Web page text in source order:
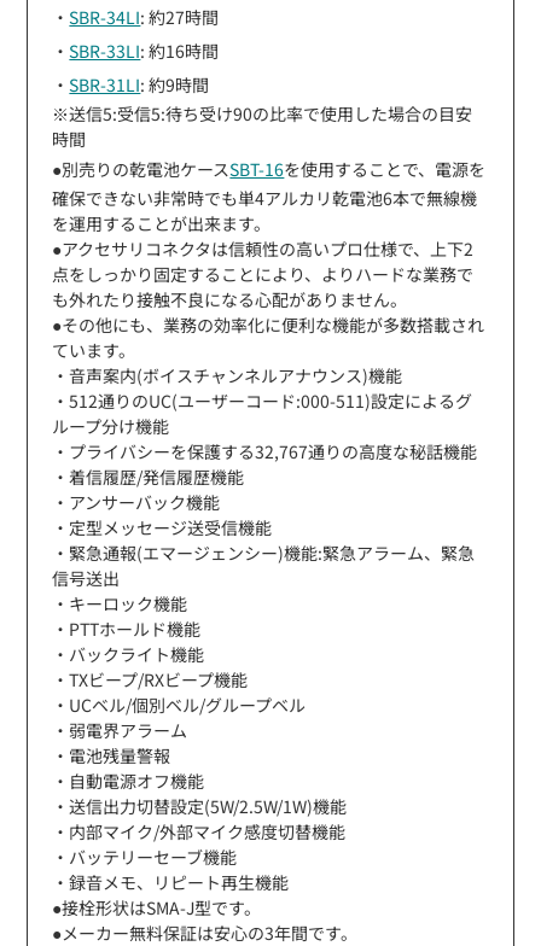
・SBR-34LI: 約27時間
・SBR-33LI: 約16時間
・SBR-31LI: 約9時間
※送信5:受信5:待ち受け90の比率で使用した場合の目安
時間
●別売りの乾電池ケースSBT-16を使用することで、電源を
確保できない非常時でも単4アルカリ乾電池6本で無線機
を運用することが出来ます。
●アクセサリコネクタは信頼性の高いプロ仕様で、上下2
点をしっかり固定することにより、よりハードな業務で
も外れたり接触不良になる心配がありません。
●その他にも、業務の効率化に便利な機能が多数搭載され
ています。
・音声案内(ボイスチャンネルアナウンス)機能
・512通りのUC(ユーザーコード:000-511)設定によるグ
ループ分け機能
・プライバシーを保護する32,767通りの高度な秘話機能
・着信履歴/発信履歴機能
・アンサーバック機能
・定型メッセージ送受信機能
・緊急通報(エマージェンシー)機能:緊急アラーム、緊急
信号送出
・キーロック機能
・PTTホールド機能
・バックライト機能
・TXビープ/RXビープ機能
・UCベル/個別ベル/グループベル
・弱電界アラーム
・電池残量警報
・自動電源オフ機能
・送信出力切替設定(5W/2.5W/1W)機能
・内部マイク/外部マイク感度切替機能
・バッテリーセーブ機能
・録音メモ、リピート再生機能
●接栓形状はSMA-J型です。
●メーカー無料保証は安心の3年間です。